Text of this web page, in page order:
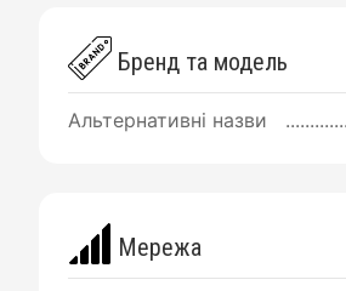
Бренд та модель
Альтернативні назви
Мережа